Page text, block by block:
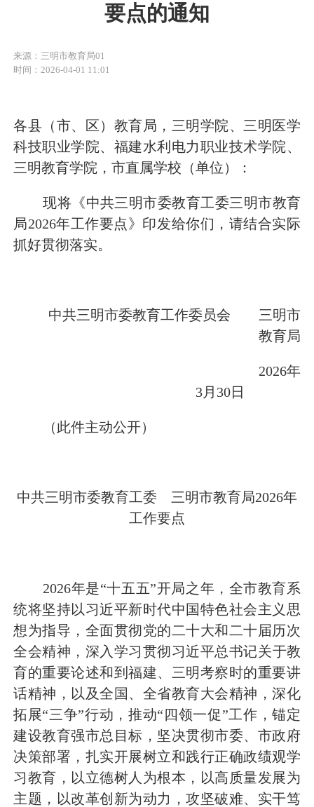
要点的通知
来源：三明市教育局01
时间：2026-04-01 11:01
各县（市、区）教育局，三明学院、三明医学
科技职业学院、福建水利电力职业技术学院、
三明教育学院，市直属学校（单位）：
现将《中共三明市委教育工委三明市教育
局2026年工作要点》印发给你们，请结合实际
抓好贯彻落实。
中共三明市委教育工作委员会 三明市
教育局
2026年
3月 30日
（此件主动公开）
中共三明市委教育工委 三明市教育局2026年
工作要点
2026年是“十五五”开局之年 ， 全市教育系
统将坚持以习近平新时代中国特色社会主义思
想为指导，全面贯彻党的二十大和二十届历次
全会精神， 深入学习贯彻习近平总书记关于教
育的重要论述和到福建、三明考察时的重要讲
话精神 ， 以及全国、全省教育大会精神，深化
拓展“三争”行动，推动“四领一促”工作，锚定
建设教育强市总目标，坚决贯彻市委、市政府
决策部署， 扎实开展树立和践行正确政绩观学
习教育， 以立德树人为根本，以高质量发展为
主题，以改革创新为动力，攻坚破难、实干笃